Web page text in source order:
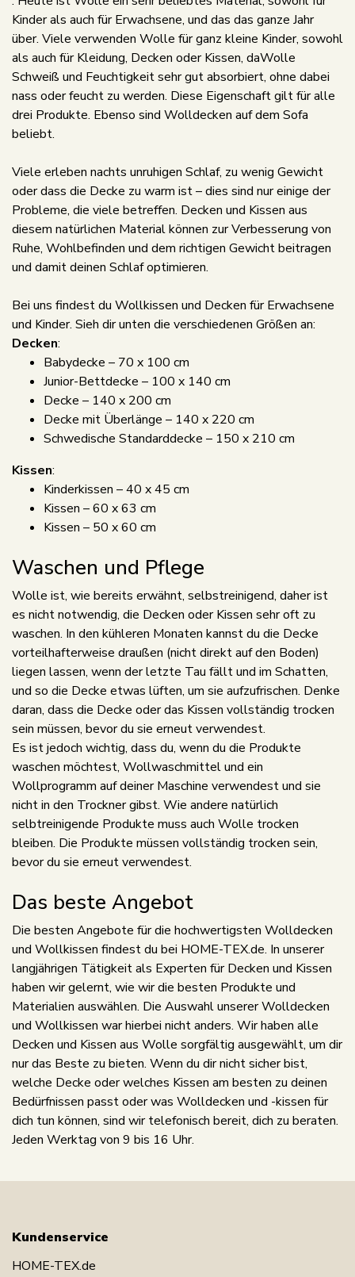
Kinder als auch für Erwachsene, und das das ganze Jahr
über. Viele verwenden Wolle für ganz kleine Kinder, sowohl
als auch für Kleidung, Decken oder Kissen, daWolle
Schweiß und Feuchtigkeit sehr gut absorbiert, ohne dabei
nass oder feucht zu werden. Diese Eigenschaft gilt für alle
drei Produkte. Ebenso sind Wolldecken auf dem Sofa
beliebt.
Viele erleben nachts unruhigen Schlaf, zu wenig Gewicht
oder dass die Decke zu warm ist – dies sind nur einige der
Probleme, die viele betreffen. Decken und Kissen aus
diesem natürlichen Material können zur Verbesserung von
Ruhe, Wohlbefinden und dem richtigen Gewicht beitragen
und damit deinen Schlaf optimieren.
Bei uns findest du Wollkissen und Decken für Erwachsene
und Kinder. Sieh dir unten die verschiedenen Größen an:
Decken:
Babydecke – 70 x 100 cm
Junior-Bettdecke – 100 x 140 cm
Decke – 140 x 200 cm
Decke mit Überlänge – 140 x 220 cm
Schwedische Standarddecke – 150 x 210 cm
Kissen:
Kinderkissen – 40 x 45 cm
Kissen – 60 x 63 cm
Kissen – 50 x 60 cm
Waschen und Pflege
Wolle ist, wie bereits erwähnt, selbstreinigend, daher ist
es nicht notwendig, die Decken oder Kissen sehr oft zu
waschen. In den kühleren Monaten kannst du die Decke
vorteilhafterweise draußen (nicht direkt auf den Boden)
liegen lassen, wenn der letzte Tau fällt und im Schatten,
und so die Decke etwas lüften, um sie aufzufrischen. Denke
daran, dass die Decke oder das Kissen vollständig trocken
sein müssen, bevor du sie erneut verwendest.
Es ist jedoch wichtig, dass du, wenn du die Produkte
waschen möchtest, Wollwaschmittel und ein
Wollprogramm auf deiner Maschine verwendest und sie
nicht in den Trockner gibst. Wie andere natürlich
selbtreinigende Produkte muss auch Wolle trocken
bleiben. Die Produkte müssen vollständig trocken sein,
bevor du sie erneut verwendest.
Das beste Angebot
Die besten Angebote für die hochwertigsten Wolldecken
und Wollkissen findest du bei HOME-TEX.de. In unserer
langjährigen Tätigkeit als Experten für Decken und Kissen
haben wir gelernt, wie wir die besten Produkte und
Materialien auswählen. Die Auswahl unserer Wolldecken
und Wollkissen war hierbei nicht anders. Wir haben alle
Decken und Kissen aus Wolle sorgfältig ausgewählt, um dir
nur das Beste zu bieten. Wenn du dir nicht sicher bist,
welche Decke oder welches Kissen am besten zu deinen
Bedürfnissen passt oder was Wolldecken und -kissen für
dich tun können, sind wir telefonisch bereit, dich zu beraten.
Jeden Werktag von 9 bis 16 Uhr.
Kundenservice
HOME-TEX.de